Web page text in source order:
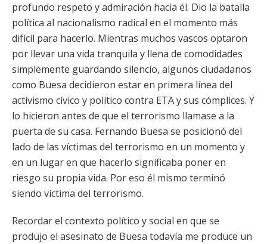
profundo respeto y admiración hacia él. Dio la batalla
política al nacionalismo radical en el momento más
difícil para hacerlo. Mientras muchos vascos optaron
por llevar una vida tranquila y llena de comodidades
simplemente guardando silencio, algunos ciudadanos
como Buesa decidieron estar en primera línea del
activismo cívico y político contra ETA y sus cómplices. Y
lo hicieron antes de que el terrorismo llamase a la
puerta de su casa. Fernando Buesa se posicionó del
lado de las víctimas del terrorismo en un momento y
en un lugar en que hacerlo significaba poner en
riesgo su propia vida. Por eso él mismo terminó
siendo víctima del terrorismo.
Recordar el contexto político y social en que se
produjo el asesinato de Buesa todavía me produce un